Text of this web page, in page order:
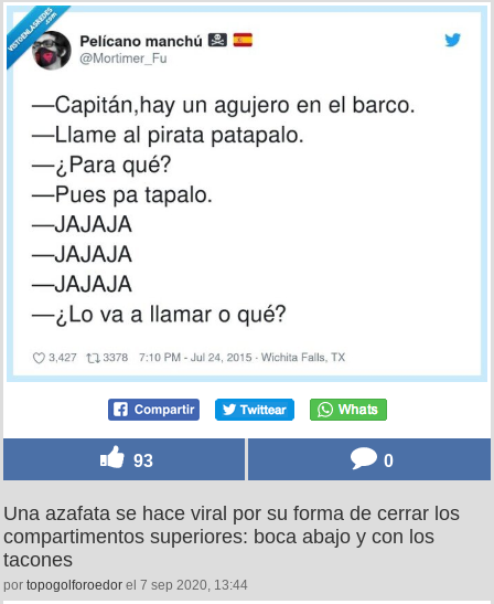
93 0
Una azafata se hace viral por su forma de cerrar los
compartimentos superiores: boca abajo y con los
tacones
por topogolforoedor el 7 sep 2020, 13:44